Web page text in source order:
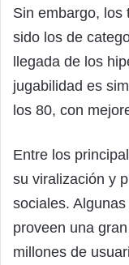
Sin embargo, los
sido los de
llegada de los
jugabilidad es
los 80, con
Entre los
su viralización y
sociales.
proveen una
millones de